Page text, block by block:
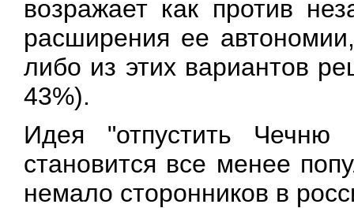
возражает как против
расширения ее
либо из этих вариантов
43%).
Идея "отпустить
становится все менее
немало сторонников в